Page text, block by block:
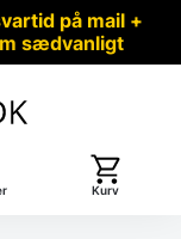
på mail +
sædvanligt
Kurv